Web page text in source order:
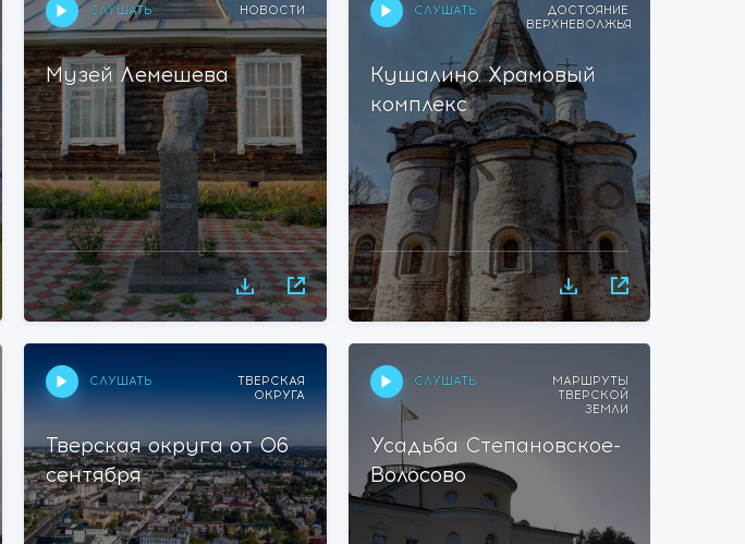
СЛУШАТЬ НОВОСТИ
Музей Лемешева
СЛУШАТЬ
ТВЕРСКАЯ
ОКРУГА
Тверская округа от 06
сентября
СЛУШАТЬ
ДОСТОЯНИЕ
ВЕРХНЕВОЛЖЬЯ
Кушалино. Храмовый
комплекс
СЛУШАТЬ
МАРШРУТЫ
ТВЕРСКОЙ
ЗЕМЛИ
Усадьба Степановское-
Волосово